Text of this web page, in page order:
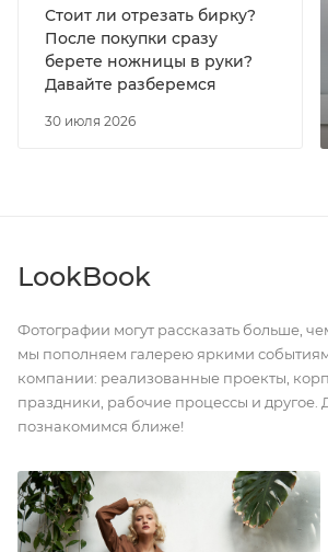
30 июля 2026
Стоит ли отрезать бирку?
После покупки сразу
берете ножницы в руки?
Давайте разберемся
LookBook
Фотографии могут рассказать больше,
мы пополняем галерею яркими
компании: реализованные проекты,
праздники, рабочие процессы и другое.
познакомимся ближе!